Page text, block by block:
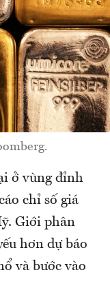
ở vùng đỉnh
chỉ số giá
Giới phân
hơn dự báo
và bước vào